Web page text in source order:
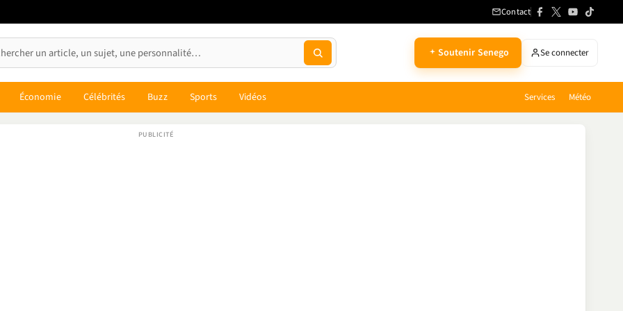
Contact
Soutenir Senego Se connecter
Économie Célébrités Buzz Sports Vidéos Services Météo